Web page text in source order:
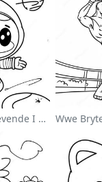
Søt Astronaut Svevende I Rommet Fargeleggingsside